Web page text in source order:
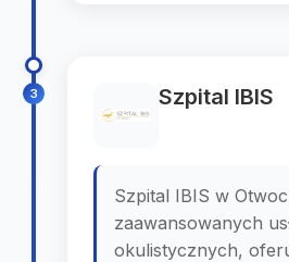
3 Szpital IBIS
Szpital IBIS w
zaawansowanych
okulistycznych,